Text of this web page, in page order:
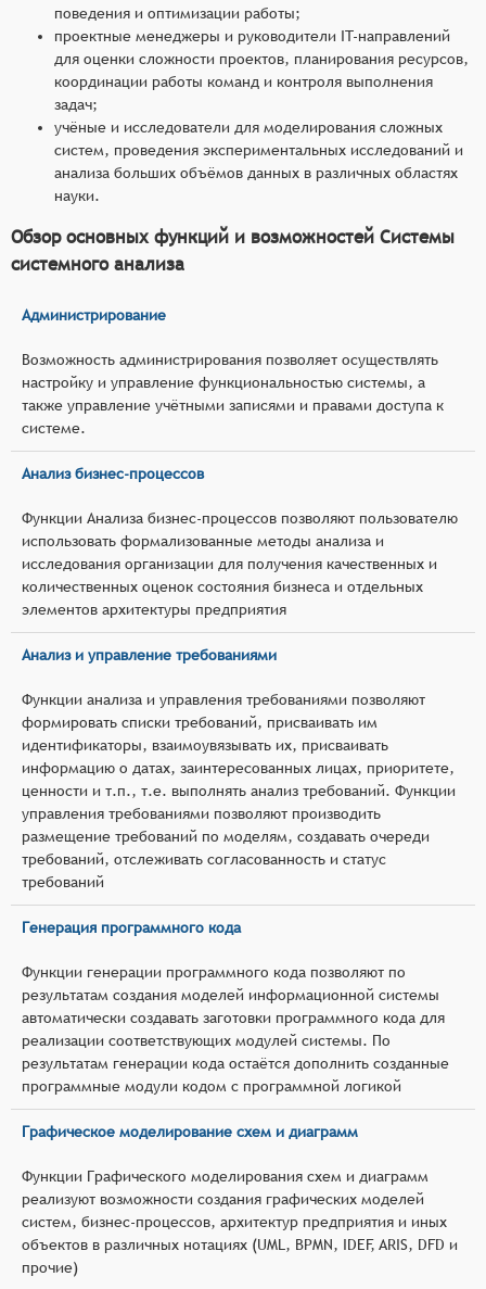
поведения и оптимизации работы;
проектные менеджеры и руководители IT-направлений
для оценки сложности проектов, планирования ресурсов,
координации работы команд и контроля выполнения
задач;
учёные и исследователи для моделирования сложных
систем, проведения экспериментальных исследований и
анализа больших объёмов данных в различных областях
науки.
Обзор основных функций и возможностей Системы
системного анализа
Администрирование
Возможность администрирования позволяет осуществлять
настройку и управление функциональностью системы, а
также управление учётными записями и правами доступа к
системе.
Анализ бизнес-процессов
Функции Анализа бизнес-процессов позволяют пользователю
использовать формализованные методы анализа и
исследования организации для получения качественных и
количественных оценок состояния бизнеса и отдельных
элементов архитектуры предприятия
Анализ и управление требованиями
Функции анализа и управления требованиями позволяют
формировать списки требований, присваивать им
идентификаторы, взаимоувязывать их, присваивать
информацию о датах, заинтересованных лицах, приоритете,
ценности и т.п., т.е. выполнять анализ требований. Функции
управления требованиями позволяют производить
размещение требований по моделям, создавать очереди
требований, отслеживать согласованность и статус
требований
Генерация программного кода
Функции генерации программного кода позволяют по
результатам создания моделей информационной системы
автоматически создавать заготовки программного кода для
реализации соответствующих модулей системы. По
результатам генерации кода остаётся дополнить созданные
программные модули кодом с программной логикой
Графическое моделирование схем и диаграмм
Функции Графического моделирования схем и диаграмм
реализуют возможности создания графических моделей
систем, бизнес-процессов, архитектур предприятия и иных
объектов в различных нотациях (UML, BPMN, IDEF, ARIS, DFD и
прочие)